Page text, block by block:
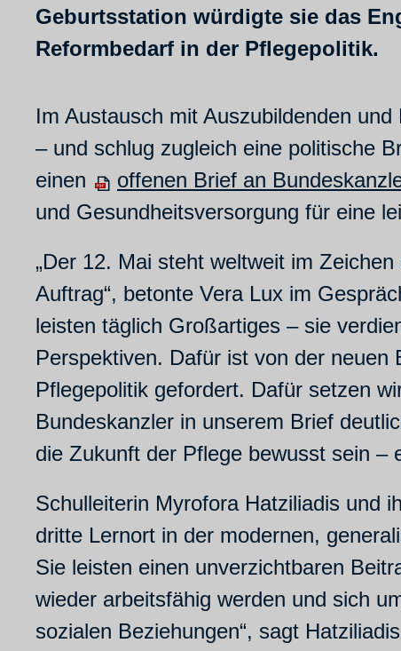
Geburtsstation würdigte sie das
Reformbedarf in der Pflegepolitik.
Im Austausch mit Auszubildenden
– und schlug zugleich eine politische
einen
offenen Brief an
und Gesundheitsversorgung für eine
„Der 12. Mai steht weltweit im
Auftrag“, betonte Vera Lux im
leisten täglich Großartiges – sie
Perspektiven. Dafür ist von der
Pflegepolitik gefordert. Dafür setzen
Bundeskanzler in unserem Brief
die Zukunft der Pflege bewusst sein –
Schulleiterin Myrofora Hatziliadis und
dritte Lernort in der modernen,
Sie leisten einen unverzichtbaren
wieder arbeitsfähig werden und sich
sozialen Beziehungen“, sagt